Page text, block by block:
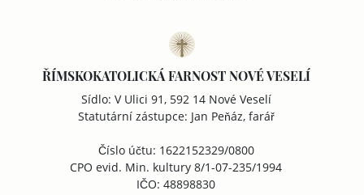
ŘÍMSKOKATOLICKÁ FARNOST NOVÉ VESELÍ
Sídlo: V Ulici 91, 592 14 Nové Veselí
Statutární zástupce: Jan Peňáz, farář
Číslo účtu: 1622152329/0800
CPO evid. Min. kultury 8/1-07-235/1994
IČO: 48898830